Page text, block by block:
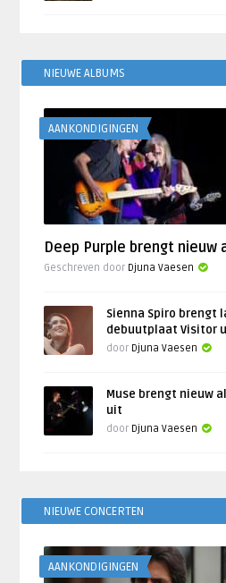
NIEUWE ALBUMS
AANKONDIGINGEN
Deep Purple brengt nieuw
Geschreven door Djuna Vaesen
Sienna Spiro brengt
debuutplaat Visitor
door Djuna Vaesen
Muse brengt nieuw
uit
door Djuna Vaesen
NIEUWE CONCERTEN
AANKONDIGINGEN